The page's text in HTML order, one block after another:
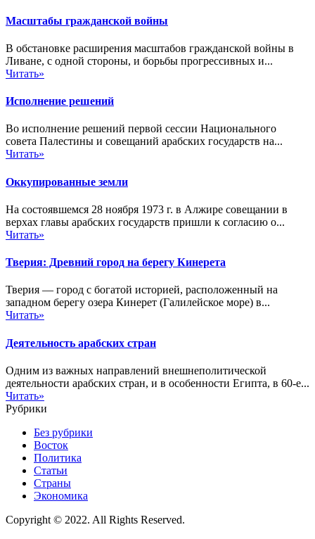
Масштабы гражданской войны
В обстановке расширения масштабов гражданской войны в
Ливане, с одной стороны, и борьбы прогрессивных и...
Читать»
Исполнение решений
Во исполнение решений первой сессии Национального
совета Палестины и совещаний арабских государств на...
Читать»
Оккупированные земли
На состоявшемся 28 ноября 1973 г. в Алжире совещании в
верхах главы арабских государств пришли к согласию о...
Читать»
Тверия: Древний город на берегу Кинерета
Тверия — город с богатой историей, расположенный на
западном берегу озера Кинерет (Галилейское море) в...
Читать»
Деятельность арабских стран
Одним из важных направлений внешнеполитической
деятельности арабских стран, и в особенности Египта, в 60-е...
Читать»
Рубрики
Без рубрики
Восток
Политика
Статьи
Страны
Экономика
Copyright © 2022. All Rights Reserved.